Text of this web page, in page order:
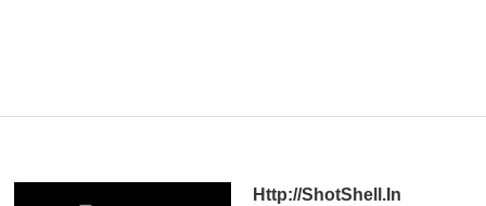
Http://ShotShell.In